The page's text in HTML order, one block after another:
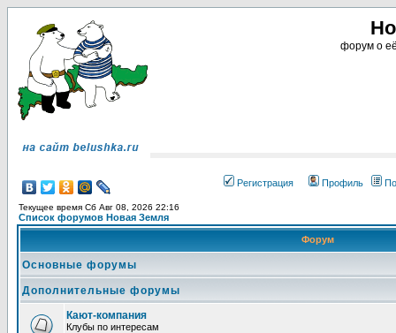
форум о
Регистрация Профиль
Текущее время Сб Авг 08, 2026 22:16
Список форумов Новая Земля
Форум
Основные форумы
Дополнительные форумы
Кают-компания
Клубы по интересам